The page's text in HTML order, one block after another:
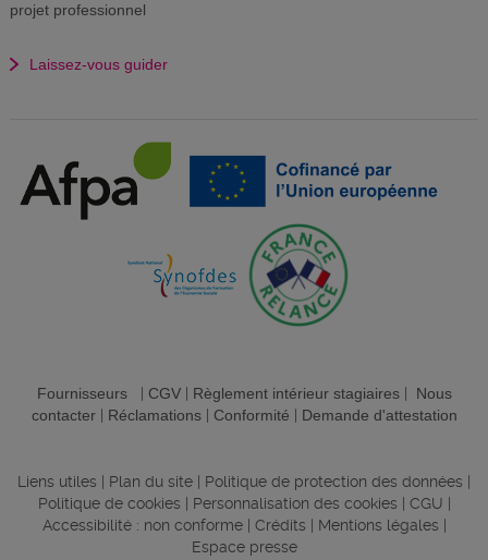
projet professionnel
Laissez-vous guider
Fournisseurs| CGV| Règlement intérieur stagiaires| Nous
contacter| Réclamations| Conformité Demande d'attestation
Liens utiles Plan du site Politique de protection des données
Politique de cookies
Personnalisation des cookies CGU
Accessibilité : non conforme| Crédits Mentions légales
Espace presse